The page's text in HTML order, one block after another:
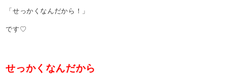
「せっかくなんだから！」
です♡
せっかくなんだから